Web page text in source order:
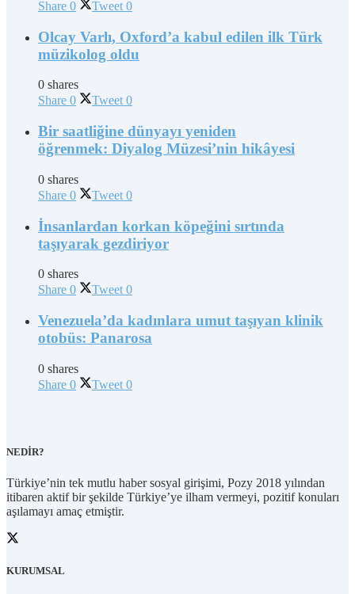
Share 0 Tweet 0
Olcay Varlı, Oxford’a kabul edilen ilk Türk
müzikolog oldu
0 shares
Share 0 Tweet 0
Bir saatliğine dünyayı yeniden
öğrenmek: Diyalog Müzesi’nin hikâyesi
0 shares
Share 0 Tweet 0
İnsanlardan korkan köpeğini sırtında
taşıyarak gezdiriyor
0 shares
Share 0 Tweet 0
Venezuela’da kadınlara umut taşıyan klinik
otobüs: Panarosa
0 shares
Share 0 Tweet 0
NEDİR?
Türkiye’nin tek mutlu haber sosyal girişimi, Pozy 2018 yılından
itibaren aktif bir şekilde Türkiye’ye ilham vermeyi, pozitif konuları
aşılamayı amaç etmiştir.
KURUMSAL